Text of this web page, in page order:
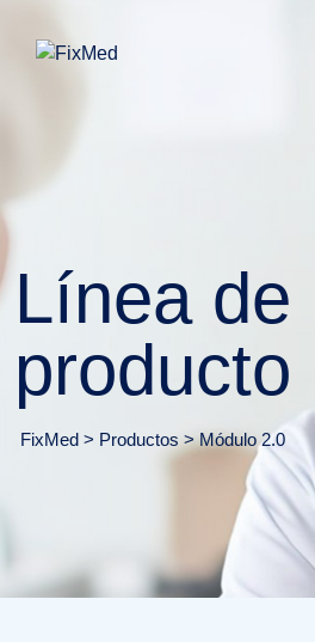
Línea de
producto
FixMed > Productos >Módulo 2.0